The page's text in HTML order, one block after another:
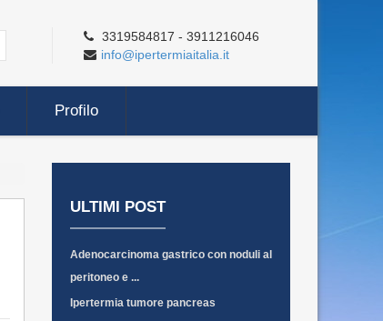
3319584817 - 3911216046
info@ipertermiaitalia.it
Profilo
ULTIMI POST
Adenocarcinoma gastrico con noduli al
peritoneo e ...
Ipertermia tumore pancreas